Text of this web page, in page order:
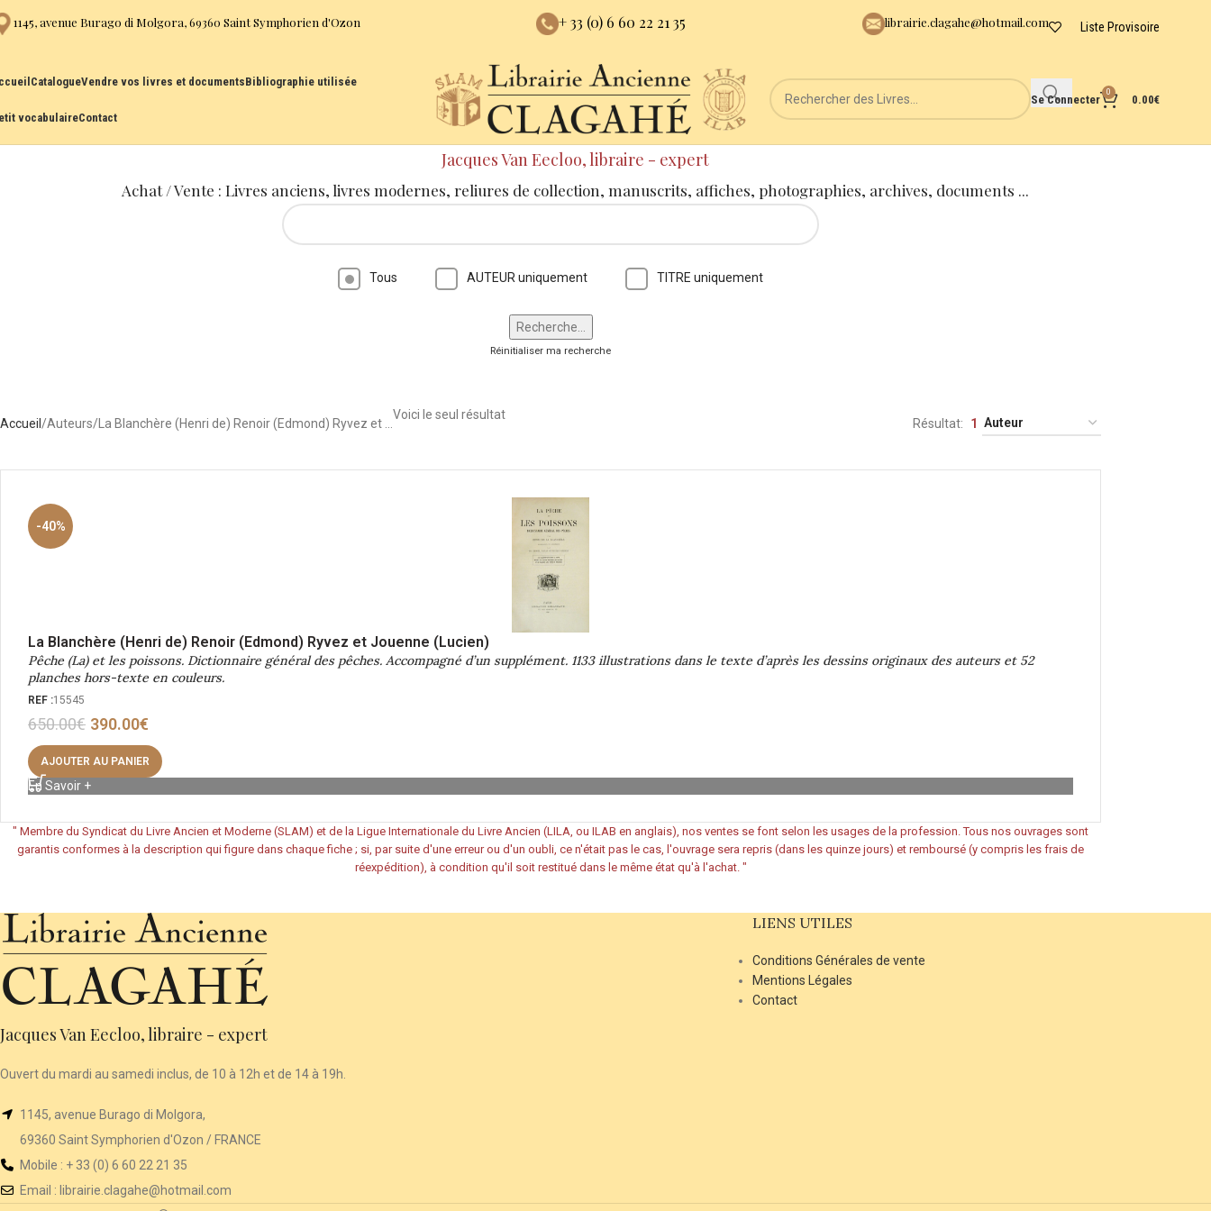
1145, avenue Burago di Molgora, 69360 Saint Symphorien d'Ozon + 33 (0) 6 60 22 21 35 librairie.clagahe@hotmail.com Liste Provisoire
CatalogueVendre vos livres et documentsBibliographie utilisée
vocabulaireContact
Se Connecter
0
0.00€
Jacques Van Eecloo, libraire - expert
Achat / Vente : Livres anciens, livres modernes, reliures de collection, manuscrits, affiches, photographies, archives, documents ...
Tous AUTEUR uniquement TITRE uniquement
Réinitialiser ma recherche
Accueil Auteurs La Blanchère (Henri de) Renoir (Edmond) Ryvez et …
Voici le seul résultat
Résultat 1
-40%
La Blanchère (Henri de) Renoir (Edmond) Ryvez et Jouenne (Lucien)
Pêche (La) et les poissons. Dictionnaire général des pêches. Accompagné d’un supplément. 1133 illustrations dans le texte d’après les dessins originaux des auteurs et 52
planches hors-texte en couleurs.
REF :15545
650.00€ 390.00€
AJOUTER AU PANIER
En Savoir +
" Membre du Syndicat du Livre Ancien et Moderne (SLAM) et de la Ligue Internationale du Livre Ancien (LILA, ou ILAB en anglais), nos ventes se font selon les usages de la profession. Tous nos ouvrages sont
garantis conformes à la description qui figure dans chaque fiche ; si, par suite d'une erreur ou d'un oubli, ce n'était pas le cas, l'ouvrage sera repris (dans les quinze jours) et remboursé (y compris les frais de
réexpédition), à condition qu'il soit restitué dans le même état qu'à l'achat. "
Jacques Van Eecloo, libraire - expert
Ouvert du mardi au samedi inclus, de 10 à 12h et de 14 à 19h.
1145, avenue Burago di Molgora,
69360 Saint Symphorien d'Ozon / FRANCE
Mobile : + 33 (0) 6 60 22 21 35
Email : librairie .clagahe@hotmail.com
LIENS UTILES
Conditions Générales de vente
Mentions Légales
Contact